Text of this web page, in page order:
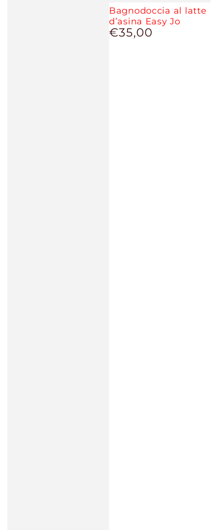
Bagnodoccia al latte
d’asina Easy Jo
Prezzo
regolare
€35,00